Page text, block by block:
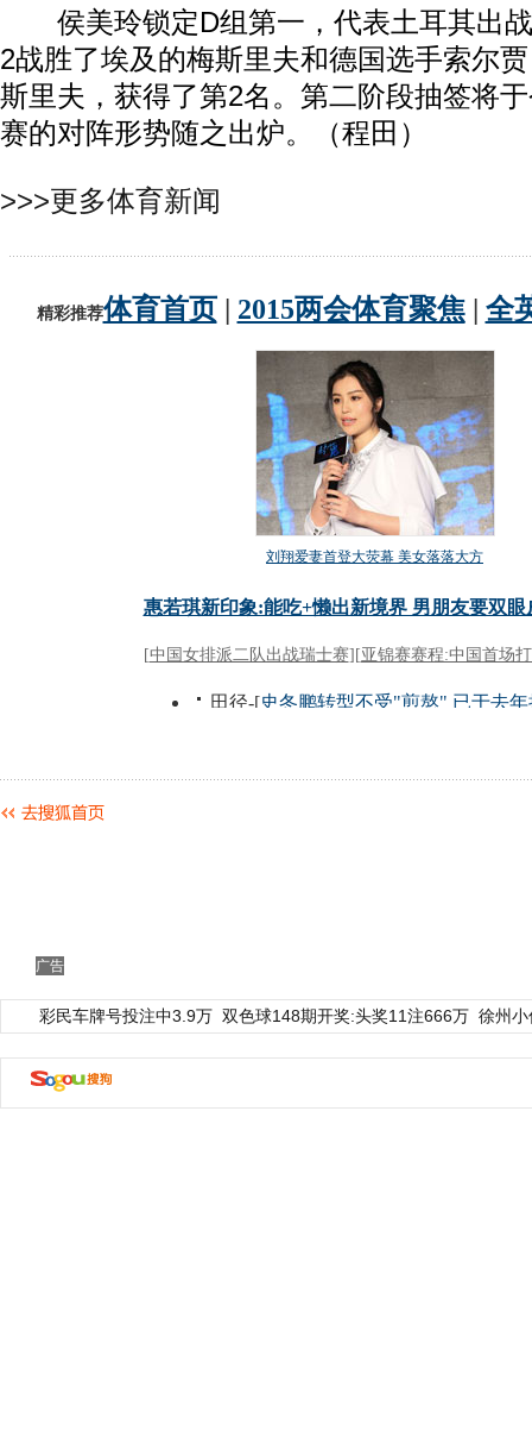
侯美玲锁定D组第一，代表土耳其出战
2战胜了埃及的梅斯里夫和德国选手索尔
斯里夫，获得了第2名。第二阶段抽签将
赛的对阵形势随之出炉。（程田）
>>>更多体育新闻
广告
彩民车牌号投注中3.9万 双色球148期开奖:头奖11注666万 徐州